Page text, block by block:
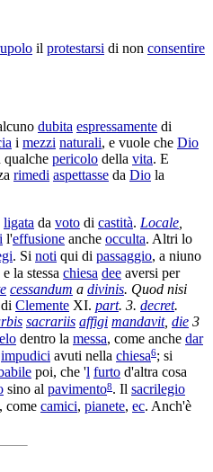
il protestarsi di non consentire
dubita espressamente di
i mezzi naturali, e vuole che Dio
qualche pericolo della vita. E
rimedi aspettasse da Dio la
ligata da voto di castità. Locale
l'effusione anche occulta. Altri lo
. Si noti qui di passaggio, a niuno
e la stessa chiesa dee aversi per
cessandum a divinis. Quod nisi
di Clemente XI. part. 3. decret.
sacrariis affigi mandavit, die 3
dentro la messa, come anche dar
impudici avuti nella chiesa6; si
poi, che 'l furto d'altra cosa
sino al pavimento8. Il sacrilegio
, come camici, pianete, ec. Anch'è